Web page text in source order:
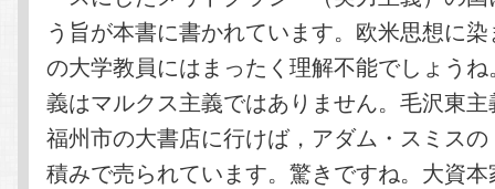
う旨が本書に書かれています。欧米思想に
の大学教員にはまったく理解不能でしょう
義はマルクス主義ではありません。毛沢東
福州市の大書店に行けば，アダム・スミス
積みで売られています。驚きですね。大資